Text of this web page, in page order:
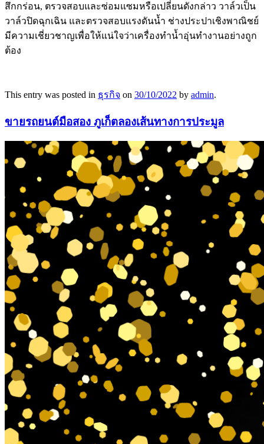
สึกกร่อน, ตรวจสอบและซ่อมแซมหรือเปลี่ยนดังกล่าว วาล์วเป็น
วาล์วปิดฉุกเฉิน และตรวจสอบแรงดันน้ำ ช่างประปาเชิงพาณิชย์
มีความเชี่ยวชาญเพื่อให้แน่ใจว่าเครื่องทำน้ำอุ่นทำงานอย่างถูก
ต้อง
This entry was posted in ธุรกิจ on 30/10/2022 by admin.
ขายรถยนต์มือสอง ภูเก็ตลองเส้นทางการประมูล